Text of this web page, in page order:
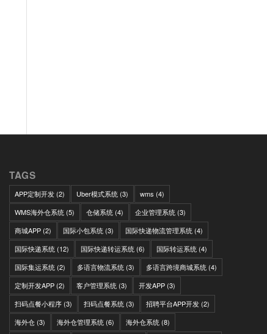
TAGS
APP定制开发(2) Uber模式系统 (3) wms (4)
WMS海外仓系统 (5) 仓储系统 (4) 企业管理系统 (3)
商城APP(2) 国际小包系统 (3) 国际快递物流管理系统 (4)
国际快递系统 (12) 国际快递转运系统 (6) 国际转运系统 (4)
国际集运系统 (2) 多语言物流系统 (3) 多语言跨境商城系统 (4)
定制开发APP(2) 客户管理系统 (3) 开发APP(3)
扫码点餐小程序(3) 扫码点餐系统 (3) 招聘平台APP开发(2)
海外仓(3) 海外仓管理系统 (6) 海外仓系统 (8)